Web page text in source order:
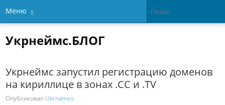
Меню
Укрнеймс.БЛОГ
Укрнеймс запустил регистрацию доменов
на кириллице в зонах .СС и .TV
Опубликовал Ukrnames